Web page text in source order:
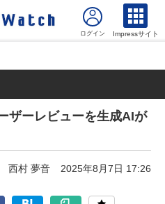
Impressサイト
ザーレビューを生成AIが
西村 夢音 2025年8月7日 17:26